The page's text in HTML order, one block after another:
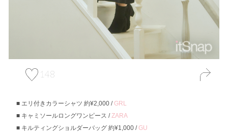
148
エリ付きカラーシャツ 約¥2,000 /GRL
キャミソールロングワンピース /ZARA
キルティングショルダーバッグ 約¥1,000 /GU